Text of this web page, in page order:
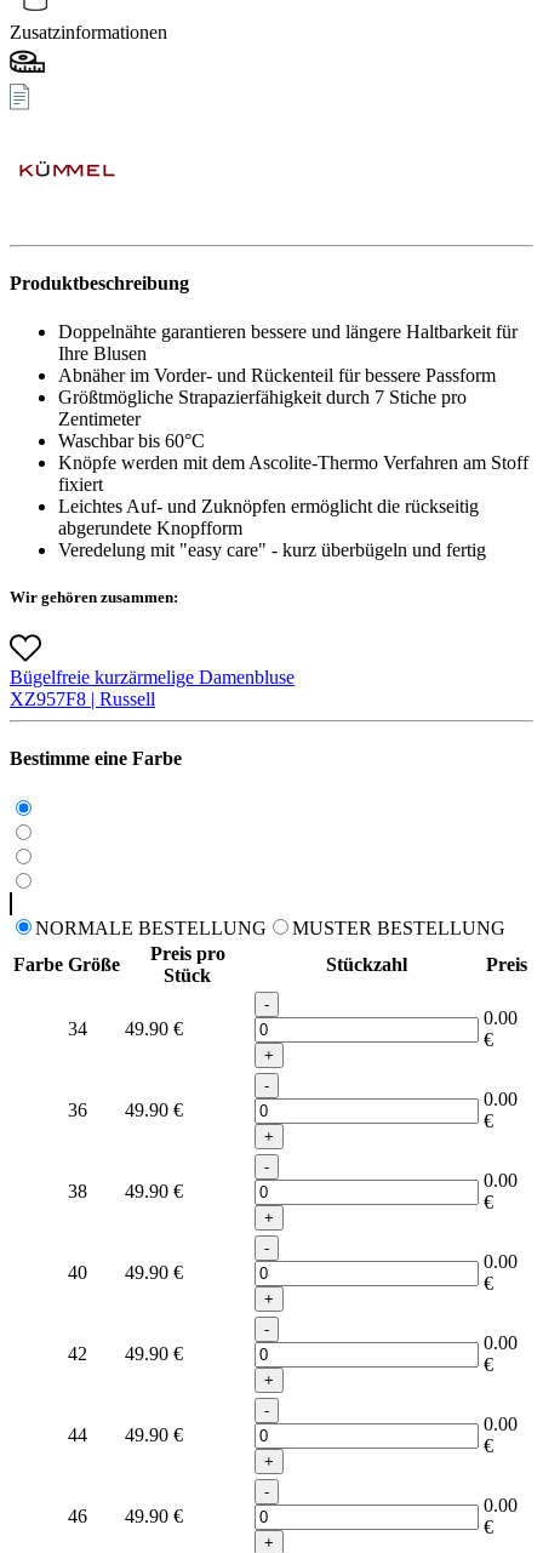
Zusatzinformationen
Produktbeschreibung
Doppelnähte garantieren bessere und längere Haltbarkeit für
Ihre Blusen
Abnäher im Vorder- und Rückenteil für bessere Passform
Größtmögliche Strapazierfähigkeit durch 7 Stiche pro
Zentimeter
Waschbar bis 60°C
Knöpfe werden mit dem Ascolite-Thermo Verfahren am Stoff
fixiert
Leichtes Auf- und Zuknöpfen ermöglicht die rückseitig
abgerundete Knopfform
Veredelung mit "easy care" - kurz überbügeln und fertig
Wir gehören zusammen:
Bügelfreie kurzärmelige Damenbluse
XZ957F8 | Russell
Bestimme eine Farbe
NORMALE BESTELLUNG
MUSTER BESTELLUNG
Farbe Größe
Preis pro
Stück
Stückzahl Preis
34 49.90 €
-
+
0.00
€
36 49.90 €
-
+
0.00
€
38 49.90 €
-
+
0.00
€
40 49.90 €
-
+
0.00
€
42 49.90 €
-
+
0.00
€
44 49.90 €
-
+
0.00
€
46 49.90 €
-
+
0.00
€